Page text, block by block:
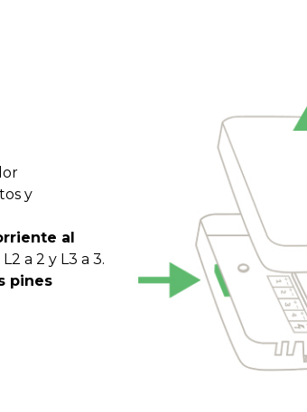
y
al
L2 a 2 y L3 a 3.
pines